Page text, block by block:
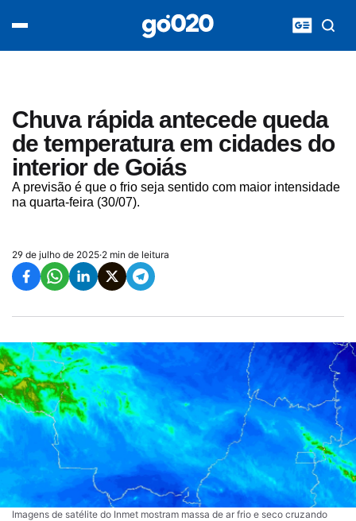
Chuva rápida antecede queda
de temperatura em cidades do
interior de Goiás
A previsão é que o frio seja sentido com maior intensidade
na quarta-feira (30/07).
29 de julho de 2025·2 min de leitura
Imagens de satélite do Inmet mostram massa de ar frio e seco cruzando
acontece agora
entretenimento
vídeos
pod020